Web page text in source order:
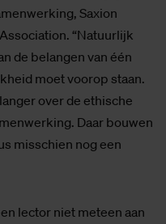
Saxion
“Natuurlijk
de belangen van één
moet voorop staan.
over de ethische
Daar bouwen
misschien nog een
lector niet meteen aan